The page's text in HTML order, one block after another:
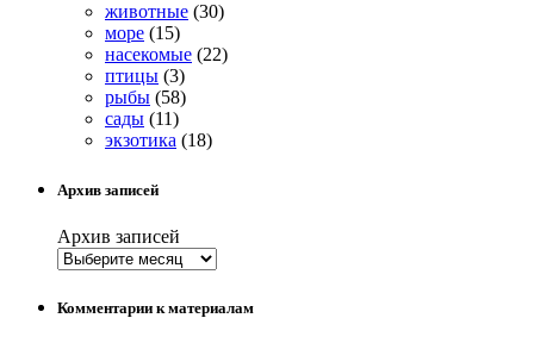
животные (30)
море (15)
насекомые (22)
птицы (3)
рыбы (58)
сады (11)
экзотика (18)
Архив записей
Архив записей
Комментарии к материалам